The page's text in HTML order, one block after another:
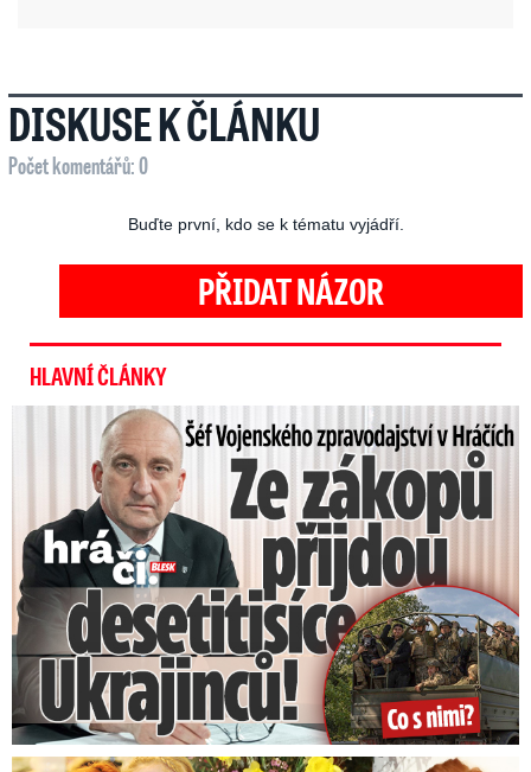
DISKUSE K ČLÁNKU
Počet komentářů: 0
Buďte první, kdo se k tématu vyjádří.
PŘIDAT NÁZOR
HLAVNÍ ČLÁNKY
Šéf Vojenského zpravodajství: Přijdou desetitisíce Ukrajinců